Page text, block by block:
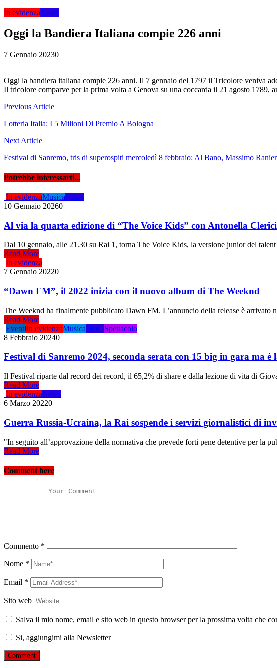
In evidenzaNews
Oggi la Bandiera Italiana compie 226 anni
7 Gennaio 20230
Oggi la bandiera italiana compie 226 anni. Il 7 gennaio del 1797 il Tricolore veniva
Il tricolore comparve per la prima volta a Genova su una coccarda il 21 agosto 1789,
Navigazione
articoli
Previous Article
Lotteria Italia: I 5 Milioni Di Premio A Bologna
Next Article
Festival di Sanremo, tris di superospiti mercoledì 8 febbraio: Al Bano, Massimo
Potrebbe interessarti...
In evidenzaMusicaNews
10 Gennaio 20260
Al via la quarta edizione di “The Voice Kids” con Antonella Clerici
Dal 10 gennaio, alle 21.30 su Rai 1, torna The Voice Kids, la versione junior del
Read More
In evidenza
7 Gennaio 20220
“Dawn FM”, il 2022 inizia con il nuovo album di The Weeknd
The Weeknd ha finalmente pubblicato Dawn FM. L’annuncio della release è
Read More
EventiIn evidenzaMusicaNewsSpettacolo
8 Febbraio 20240
Festival di Sanremo 2024, seconda serata con 15 big in gara ma
Il Festival riparte dal record dei record, il 65,2% di share e dalla lezione di vita di
Read More
In evidenzaNews
6 Marzo 20220
Guerra Russia-Ucraina, la Rai sospende i servizi giornalistici di
"In seguito all’approvazione della normativa che prevede forti pene detentive per la
Read More
Comment here
Commento *
Nome *
Email *
Sito web
Salva il mio nome, email e sito web in questo browser per la prossima volta che
Si, aggiungimi alla Newsletter